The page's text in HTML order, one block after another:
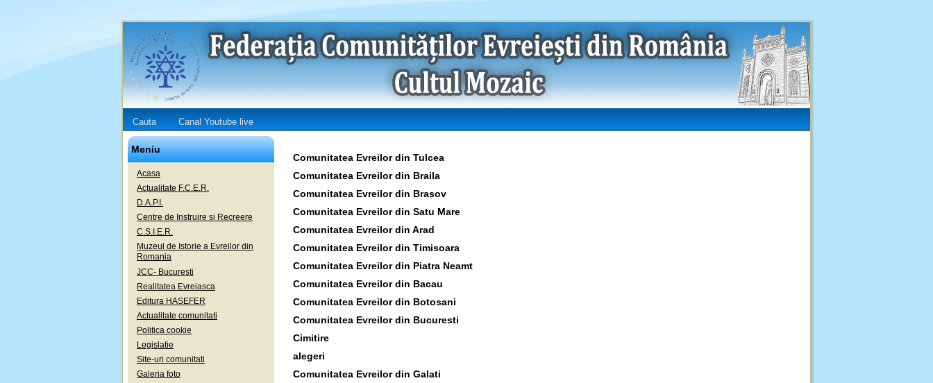
Cauta Canal Youtube live
Meniu
Acasa
Actualitate F.C.E.R.
D.A.P.I.
Centre de Instruire si Recreere
C.S.I.E.R.
Muzeul de Istorie a Evreilor din
Romania
JCC- Bucuresti
Realitatea Evreiasca
Editura HASEFER
Actualitate comunitati
Politica cookie
Legislatie
Site-uri comunitati
Galeria foto
Comunitatea Evreilor din Tulcea
Comunitatea Evreilor din Braila
Comunitatea Evreilor din Brasov
Comunitatea Evreilor din Satu Mare
Comunitatea Evreilor din Arad
Comunitatea Evreilor din Timisoara
Comunitatea Evreilor din Piatra Neamt
Comunitatea Evreilor din Bacau
Comunitatea Evreilor din Botosani
Comunitatea Evreilor din Bucuresti
Cimitire
alegeri
Comunitatea Evreilor din Galati